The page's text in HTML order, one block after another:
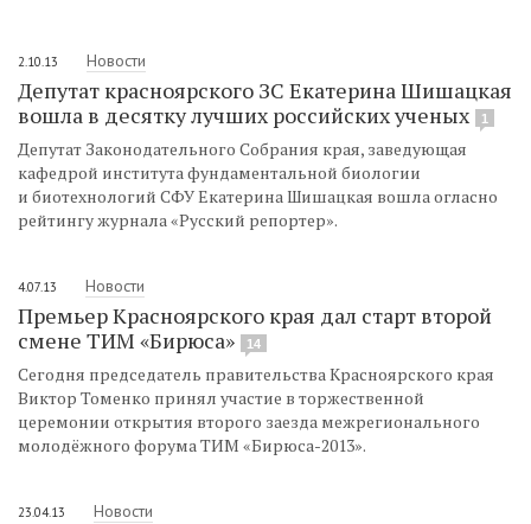
2.10.13 Новости
Депутат красноярского ЗС Екатерина Шишацкая
вошла в десятку лучших российских ученых
1
Депутат Законодательного Собрания края, заведующая
кафедрой института фундаментальной биологии
и биотехнологий СФУ Екатерина Шишацкая вошла огласно
рейтингу журнала «Русский репортер».
4.07.13 Новости
Премьер Красноярского края дал старт второй
смене ТИМ «Бирюса»
14
Сегодня председатель правительства Красноярского края
Виктор Томенко принял участие в торжественной
церемонии открытия второго заезда межрегионального
молодёжного форума ТИМ «Бирюса-2013».
23.04.13 Новости